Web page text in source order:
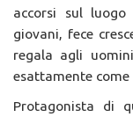
accorsi sul
giovani, fece
regala agli
esattamente
Protagonista di